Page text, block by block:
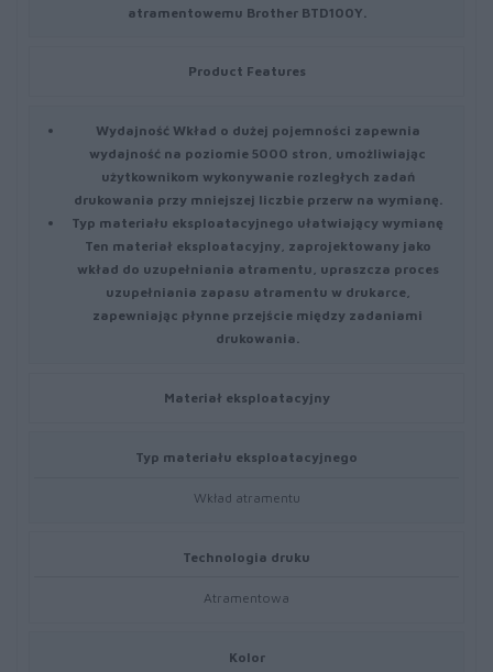
atramentowemu Brother BTD100Y.
Product Features
Wydajność Wkład o dużej pojemności zapewnia
wydajność na poziomie 5000 stron, umożliwiając
użytkownikom wykonywanie rozległych zadań
drukowania przy mniejszej liczbie przerw na wymianę.
Typ materiału eksploatacyjnego ułatwiający wymianę
Ten materiał eksploatacyjny, zaprojektowany jako
wkład do uzupełniania atramentu, upraszcza proces
uzupełniania zapasu atramentu w drukarce,
zapewniając płynne przejście między zadaniami
drukowania.
Materiał eksploatacyjny
Typ materiału eksploatacyjnego
Wkład atramentu
Technologia druku
Atramentowa
Kolor